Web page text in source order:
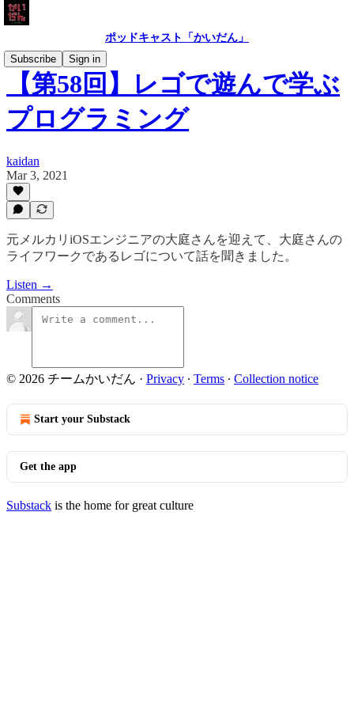
ポッドキャスト「かいだん」
Subscribe
Sign in
【第58回】レゴで遊んで学ぶ
プログラミング
kaidan
Mar 3, 2021
元メルカリiOSエンジニアの大庭さんを迎えて、大庭さんの
ライフワークであるレゴについて話を聞きました。
Listen →
Comments
© 2026 チームかいだん · Privacy ∙ Terms ∙ Collection notice
Start your Substack
Get the app
Substack is the home for great culture